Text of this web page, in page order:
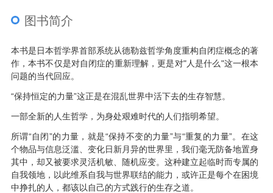
图书简介
本书是日本哲学界首部系统从德勒兹哲学角度重构自闭症概念的著
作，本书不仅是对自闭症的重新理解，更是对"人是什么"这一根本
问题的当代回应。
“保持恒定的力量”这正是在混乱世界中活下去的生存智慧。
一部全新的人生哲学，为身处艰难时代的人们指明希望。
所谓“自闭”的力量，就是“保持不变的力量”与“重复的力量”。在这
个物品与信息泛滥、变化日新月异的世界里，我们毫无防备地置身
其中，却又被要求灵活机敏、随机应变。这种建立起临时而专属的
自我领地，以此维系自我与世界联结的能力，或许正是每个在困境
中挣扎的人，都该以自己的方式践行的生存之道。